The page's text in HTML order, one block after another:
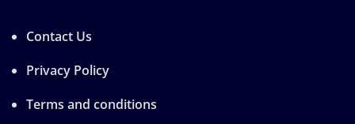
Contact Us
Privacy Policy
Terms and conditions